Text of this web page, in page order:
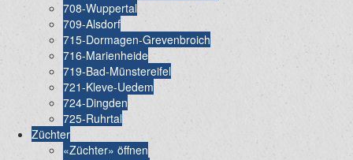
708-Wuppertal
709-Alsdorf
715-Dormagen-Grevenbroich
716-Marienheide
719-Bad-Münstereifel
721-Kleve-Uedem
724-Dingden
725-Ruhrtal
Züchter
«Züchter» öffnen